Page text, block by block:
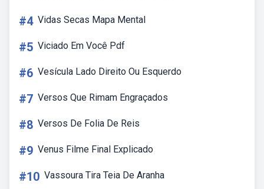
#4 Vidas Secas Mapa Mental
#5 Viciado Em Você Pdf
#6 Vesícula Lado Direito Ou Esquerdo
#7 Versos Que Rimam Engraçados
#8 Versos De Folia De Reis
#9 Venus Filme Final Explicado
#10 Vassoura Tira Teia De Aranha